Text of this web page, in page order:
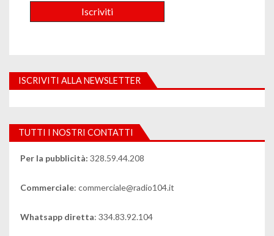
ISCRIVITI ALLA NEWSLETTER
TUTTI I NOSTRI CONTATTI
Per la pubblicità: 328.59.44.208
Commerciale: commerciale@radio104.it
Whatsapp diretta: 334.83.92.104